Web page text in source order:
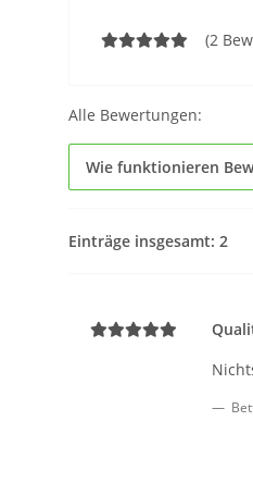
(2
Alle Bewertungen:
Wie funktionieren
Einträge insgesamt: 2